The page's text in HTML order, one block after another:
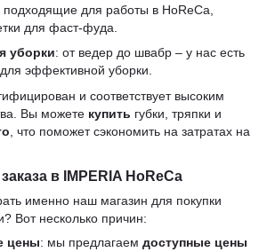
подходящие для работы в HoReCa,
для фаст-фуда.
уборки: от ведер до швабр – у нас есть
эффективной уборки.
и соответствует высоким
Вы можете купить губки, тряпки и
, что поможет сэкономить на затратах на
в IMPERIA HoReCa
именно наш магазин для покупки
Вот несколько причин:
цены: мы предлагаем доступные цены